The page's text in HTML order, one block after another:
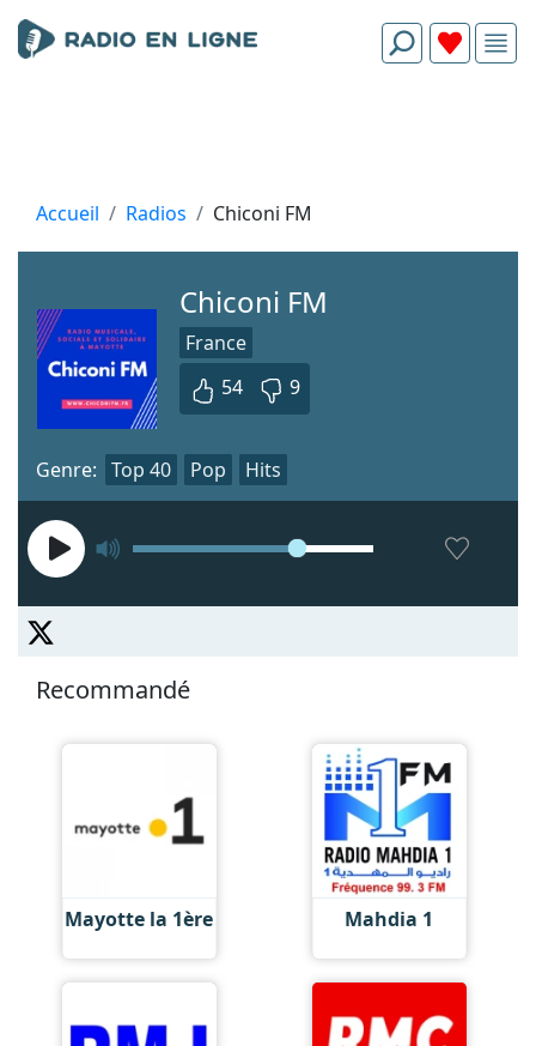
Accueil Radios Chiconi FM
Chiconi FM
France
54
9
Genre: Top 40 Pop Hits
Recommandé
Mayotte la 1ère Mahdia 1